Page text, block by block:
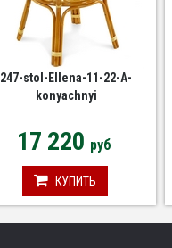
247-stol-Ellena-11-22-A-
konyachnyi
17 220 руб
КУПИТЬ